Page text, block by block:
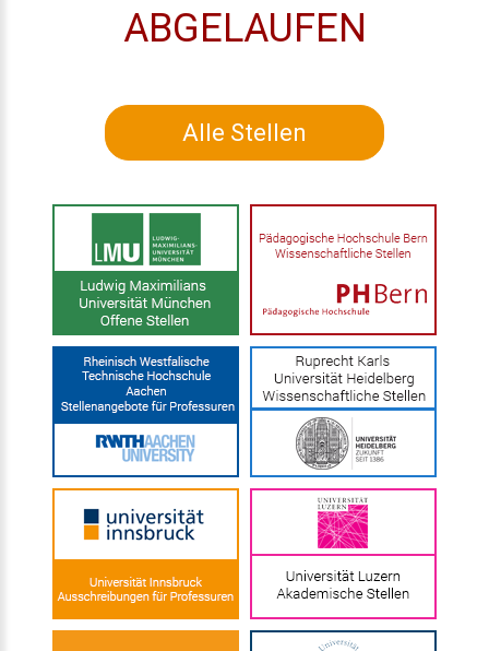
ABGELAUFEN
Alle Stellen